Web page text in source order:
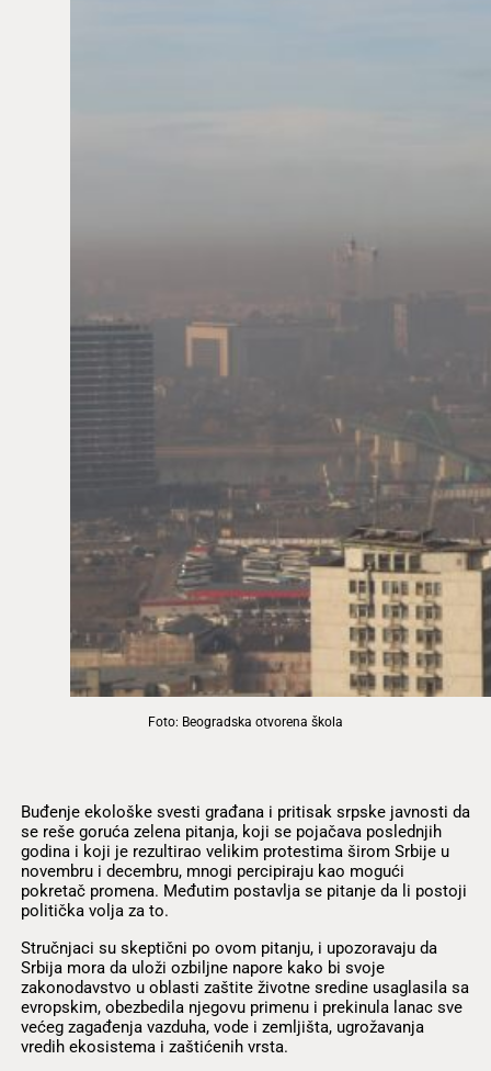
Foto: Beogradska otvorena škola
Buđenje ekološke svesti građana i pritisak srpske javnosti da
se reše goruća zelena pitanja, koji se pojačava poslednjih
godina i koji je rezultirao velikim protestima širom Srbije u
novembru i decembru, mnogi percipiraju kao mogući
pokretač promena. Međutim postavlja se pitanje da li postoji
politička volja za to.
Stručnjaci su skeptični po ovom pitanju, i upozoravaju da
Srbija mora da uloži ozbiljne napore kako bi svoje
zakonodavstvo u oblasti zaštite životne sredine usaglasila sa
evropskim, obezbedila njegovu primenu i prekinula lanac sve
većeg zagađenja vazduha, vode i zemljišta, ugrožavanja
vredih ekosistema i zaštićenih vrsta.